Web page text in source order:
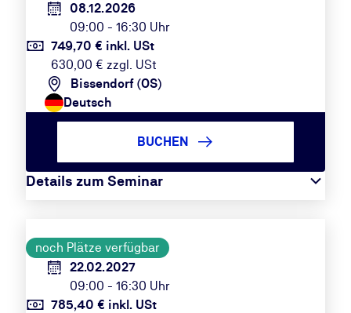
08.12.2026
09:00 - 16:30 Uhr
749,70 € inkl. USt
630,00 € zzgl. USt
Bissendorf (OS)
Deutsch
Details zum Seminar
BUCHEN
noch Plätze verfügbar
22.02.2027
09:00 - 16:30 Uhr
785,40 € inkl. USt